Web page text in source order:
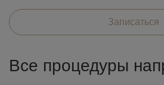
Записаться
Все процедуры